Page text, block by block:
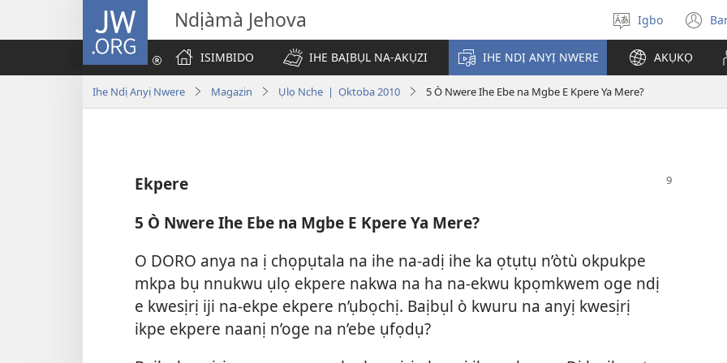
JW.ORG Ndịàmà Jehova
Họrọ
asụsụ
Igbo
gị
ị
ISIMBIDO
IHE BAỊBỤL NA-AKỤZI IHE NDỊ ANYỊ NWERE AKỤKỌ
Ihe Ndị Anyị Nwere Magazin Ụlọ Nche | Ọktoba 2010 5 Ò Nwere Ihe Ebe na Mgbe E Kpere Ya Mere?
Ekpere
5 Ò Nwere Ihe Ebe na Mgbe E Kpere Ya Mere?
O DORO anya na ị chọpụtala na ihe na-adị ihe ka ọtụtụ n’òtù okpukpe
mkpa bụ nnukwu ụlọ ekpere nakwa na ha na-ekwu kpọmkwem oge ndị
e kwesịrị iji na-ekpe ekpere n’ụbọchị. Baịbụl ò kwuru na anyị kwesịrị
ikpe ekpere naanị n’oge na n’ebe ụfọdụ?